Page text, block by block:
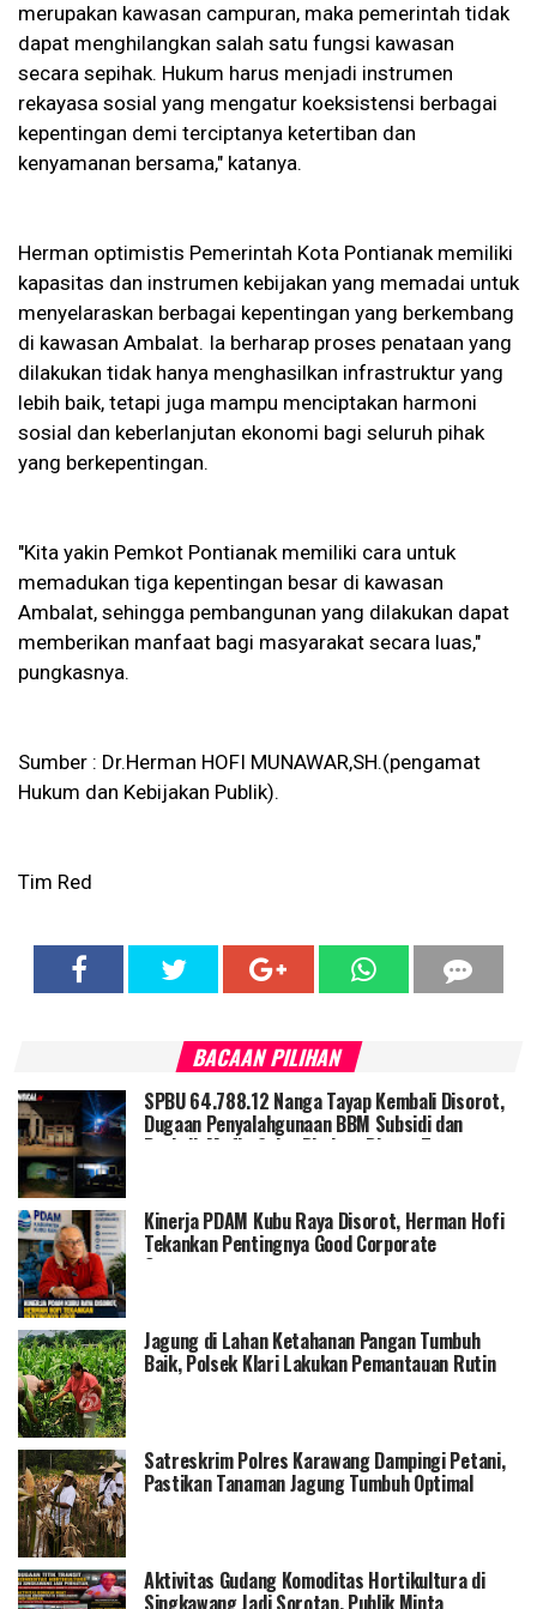
merupakan kawasan campuran, maka pemerintah tidak
dapat menghilangkan salah satu fungsi kawasan
secara sepihak. Hukum harus menjadi instrumen
rekayasa sosial yang mengatur koeksistensi berbagai
kepentingan demi terciptanya ketertiban dan
kenyamanan bersama," katanya.
Herman optimistis Pemerintah Kota Pontianak memiliki
kapasitas dan instrumen kebijakan yang memadai untuk
menyelaraskan berbagai kepentingan yang berkembang
di kawasan Ambalat. Ia berharap proses penataan yang
dilakukan tidak hanya menghasilkan infrastruktur yang
lebih baik, tetapi juga mampu menciptakan harmoni
sosial dan keberlanjutan ekonomi bagi seluruh pihak
yang berkepentingan.
"Kita yakin Pemkot Pontianak memiliki cara untuk
memadukan tiga kepentingan besar di kawasan
Ambalat, sehingga pembangunan yang dilakukan dapat
memberikan manfaat bagi masyarakat secara luas,"
pungkasnya.
Sumber : Dr.Herman HOFI MUNAWAR,SH.(pengamat
Hukum dan Kebijakan Publik).
Tim Red
BACAAN PILIHAN
SPBU 64.788.12 Nanga Tayap Kembali Disorot,
Dugaan Penyalahgunaan BBM Subsidi dan
Praktik Mafia Solar Diminta Diusut Tuntas
Kinerja PDAM Kubu Raya Disorot, Herman Hofi
Tekankan Pentingnya Good Corporate
Governance
Jagung di Lahan Ketahanan Pangan Tumbuh
Baik, Polsek Klari Lakukan Pemantauan Rutin
Satreskrim Polres Karawang Dampingi Petani,
Pastikan Tanaman Jagung Tumbuh Optimal
Aktivitas Gudang Komoditas Hortikultura di
Singkawang Jadi Sorotan, Publik Minta